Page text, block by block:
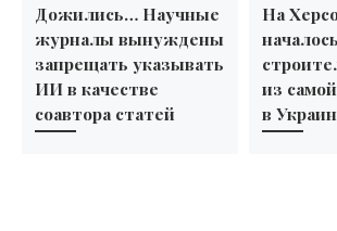
Дожились… Научные
журналы вынуждены
запрещать указывать
ИИ в качестве
соавтора статей
На
началось
из
в